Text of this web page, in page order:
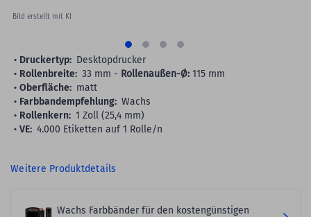
Bild erstellt mit KI
Druckertyp: Desktopdrucker
Rollenbreite: 33 mm - Rollenaußen-Ø: 115 mm
Oberfläche: matt
Farbbandempfehlung: Wachs
Rollenkern: 1 Zoll (25,4 mm)
VE: 4.000 Etiketten auf 1 Rolle/n
Weitere Produktdetails
Wachs Farbbänder für den kostengünstigen